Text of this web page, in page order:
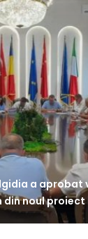
a aprobat
din noul